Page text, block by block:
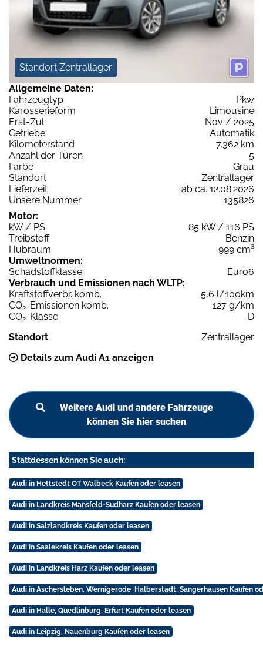
Standort Zentrallager
Allgemeine Daten:
Fahrzeugtyp
Pkw
Karosserieform
Limousine
Erst-Zul.
Nov / 2025
Getriebe
Automatik
Kilometerstand
7.362 km
Anzahl der Türen
5
Farbe
Grau
Standort
Zentrallager
Lieferzeit
ab ca. 12.08.2026
Unsere Nummer
135826
Motor:
kW / PS
85 kW / 116 PS
Treibstoff
Benzin
Hubraum
999 cm³
Umweltnormen:
Schadstoffklasse
Euro6
Verbrauch und Emissionen nach WLTP:
Kraftstoffverbr. komb.
5,6 l/100km
CO2-Emissionen komb.
127 g/km
CO2-Klasse
D
Standort
Zentrallager
Details zum Audi A1 anzeigen
Weitere Audi und andere Fahrzeuge
können Sie hier suchen
Stattdessen können Sie auch:
Audi in Hettstedt OT Walbeck Kaufen oder leasen
Audi in Landkreis Mansfeld-Südharz Kaufen oder leasen
Audi in Salzlandkreis Kaufen oder leasen
Audi in Saalekreis Kaufen oder leasen
Audi in Landkreis Harz Kaufen oder leasen
Audi in Aschersleben, Wernigerode, Halberstadt, Sangerhausen Kaufen
Audi in Halle, Quedlinburg, Erfurt Kaufen oder leasen
Audi in Leipzig, Nauenburg Kaufen oder leasen